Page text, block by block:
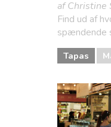
af Christine
Find ud af
spændende
Tapas